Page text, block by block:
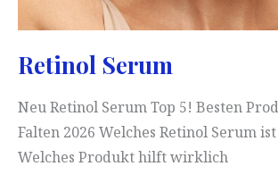
Retinol Serum
Neu Retinol Serum Top 5! Besten
Falten 2026 Welches Retinol Serum
Welches Produkt hilft wirklich